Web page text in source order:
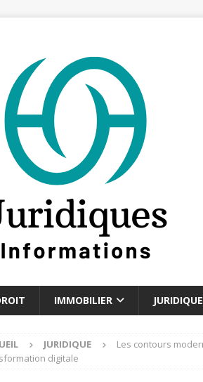
IMMOBILIER JURIDIQUE
JURIDIQUE
Les contours
digitale